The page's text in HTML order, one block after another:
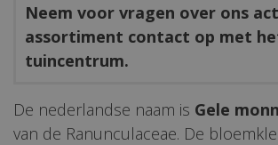
Neem voor vragen over ons
assortiment contact op met
tuincentrum.
De nederlandse naam is Gele
van de Ranunculaceae. De